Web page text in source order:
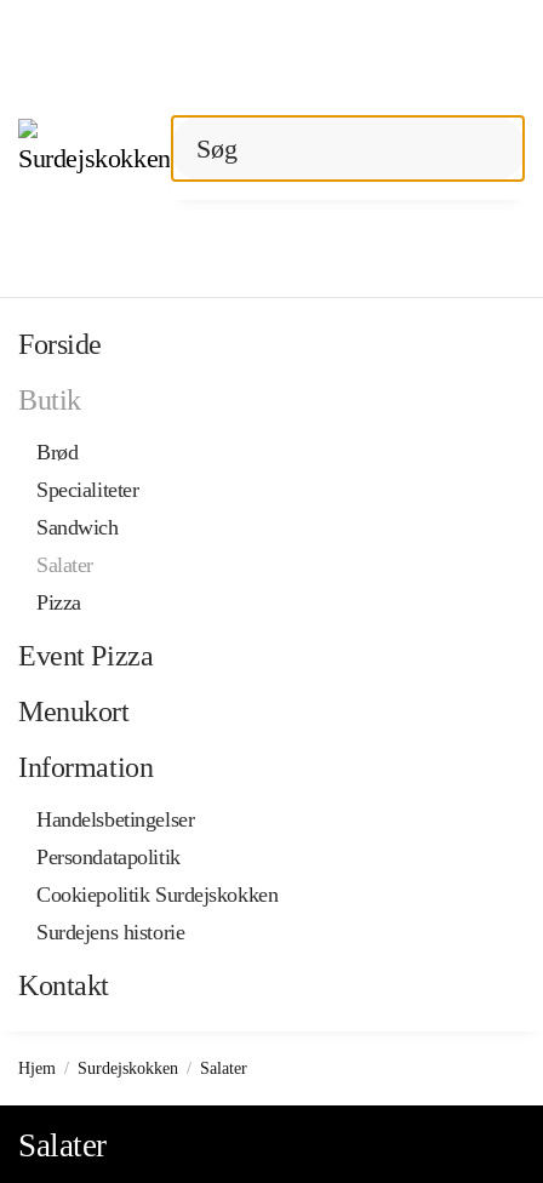
Forside
Butik
Brød
Specialiteter
Sandwich
Salater
Pizza
Event Pizza
Menukort
Information
Handelsbetingelser
Persondatapolitik
Cookiepolitik Surdejskokken
Surdejens historie
Kontakt
Hjem Surdejskokken Salater
Salater